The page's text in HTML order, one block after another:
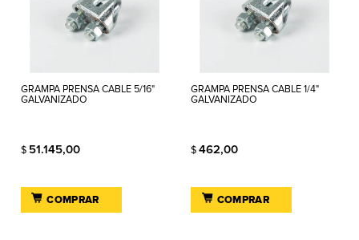
GRAMPA PRENSA CABLE 5/16"
GALVANIZADO
$ 51.145,00
COMPRAR
GRAMPA PRENSA CABLE 1/4"
GALVANIZADO
$462,00
COMPRAR